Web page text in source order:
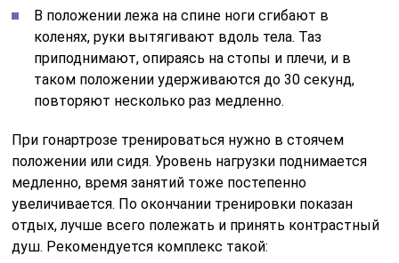
В положении лежа на спине ноги сгибают в
коленях, руки вытягивают вдоль тела. Таз
приподнимают, опираясь на стопы и плечи, и в
таком положении удерживаются до 30 секунд,
повторяют несколько раз медленно.
При гонартрозе тренироваться нужно в стоячем
положении или сидя. Уровень нагрузки поднимается
медленно, время занятий тоже постепенно
увеличивается. По окончании тренировки показан
отдых, лучше всего полежать и принять контрастный
душ. Рекомендуется комплекс такой: